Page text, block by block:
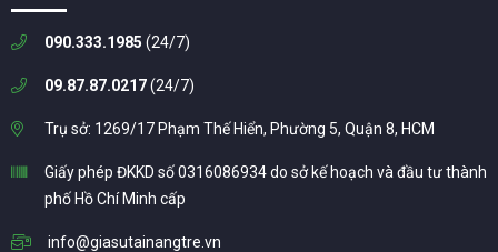
090.333.1985 (24/7)
09.87.87.0217(24/7)
Trụ sở: 1269/17 Phạm Thế Hiển, Phường 5, Quận 8, HCM
Giấy phép ĐKKD số 0316086934 do sở kế hoạch và đầu tư thành
phố Hồ Chí Minh cấp
info@giasutainangtre.vn